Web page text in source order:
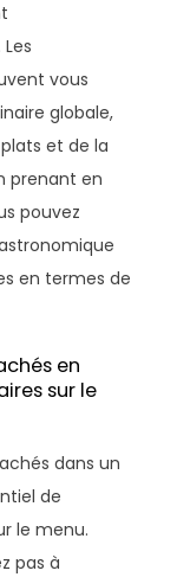
vous
globale,
et de la
prenant en
pouvez
en termes de
en
sur le
dans un
de
le menu.
pas à